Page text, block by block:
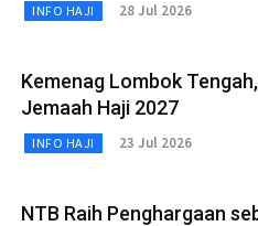
INFO HAJI 28 Jul 2026
Kemenag Lombok
Jemaah Haji 2027
INFO HAJI 23 Jul 2026
NTB Raih Penghargaan